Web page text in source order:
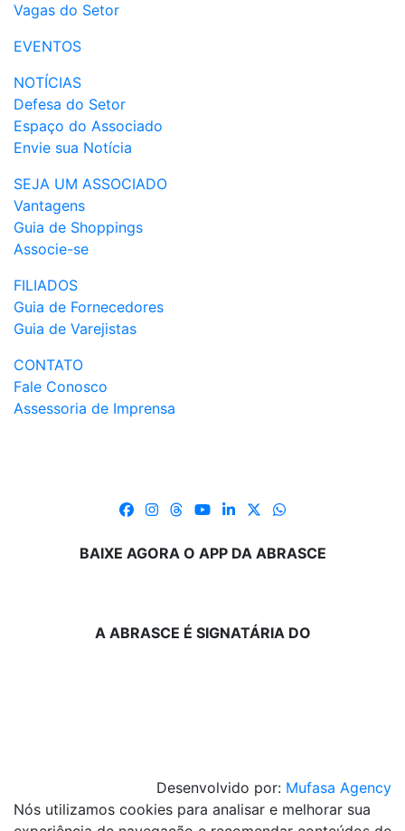
Vagas do Setor
EVENTOS
NOTÍCIAS
Defesa do Setor
Espaço do Associado
Envie sua Notícia
SEJA UM ASSOCIADO
Vantagens
Guia de Shoppings
Associe-se
FILIADOS
Guia de Fornecedores
Guia de Varejistas
CONTATO
Fale Conosco
Assessoria de Imprensa
BAIXE AGORA O APP DA ABRASCE
A ABRASCE É SIGNATÁRIA DO
Desenvolvido por: Mufasa Agency
Nós utilizamos cookies para analisar e melhorar sua